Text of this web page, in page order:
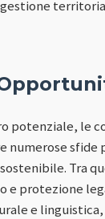
potenziale, le
numerose sfide
Tra
e protezione
e